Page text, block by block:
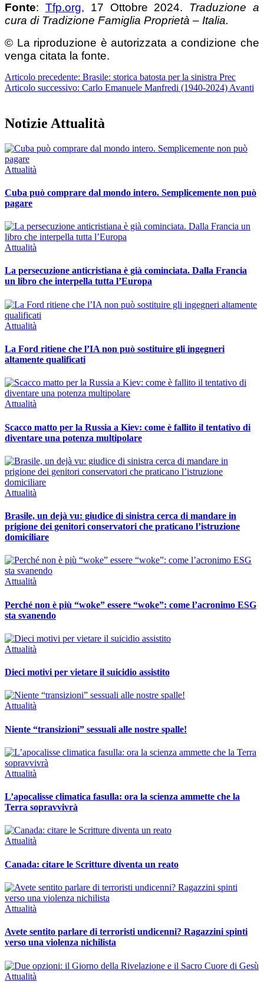
Fonte: Tfp.org, 17 Ottobre 2024. Traduzione a
cura di Tradizione Famiglia Proprietà – Italia.
© La riproduzione è autorizzata a condizione che
venga citata la fonte.
Articolo precedente: Brasile: storica batosta per la sinistra Prec
Articolo successivo: Carlo Emanuele Manfredi (1940-2024) Avanti
Notizie Attualità
Attualità
Cuba può comprare dal mondo intero. Semplicemente non può
pagare
Attualità
La persecuzione anticristiana è già cominciata. Dalla Francia
un libro che interpella tutta l’Europa
Attualità
La Ford ritiene che l’IA non può sostituire gli ingegneri
altamente qualificati
Attualità
Scacco matto per la Russia a Kiev: come è fallito il tentativo di
diventare una potenza multipolare
Attualità
Brasile, un dejà vu: giudice di sinistra cerca di mandare in
prigione dei genitori conservatori che praticano l’istruzione
domiciliare
Attualità
Perché non è più “woke” essere “woke”: come l’acronimo ESG
sta svanendo
Attualità
Dieci motivi per vietare il suicidio assistito
Attualità
Niente “transizioni” sessuali alle nostre spalle!
Attualità
L’apocalisse climatica fasulla: ora la scienza ammette che la
Terra sopravvivrà
Attualità
Canada: citare le Scritture diventa un reato
Attualità
Avete sentito parlare di terroristi undicenni? Ragazzini spinti
verso una violenza nichilista
Attualità